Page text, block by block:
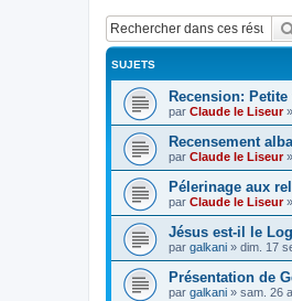
SUJETS
Recension:
par Claude le Liseur»
Recensement
par Claude le Liseur»
Pélerinage aux
par Claude le Liseur»
Jésus est-il le
par galkani » dim. 17
Présentation de
par galkani » sam. 26